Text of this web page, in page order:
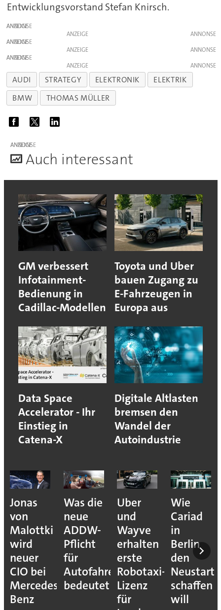
Entwicklungsvorstand Stefan Knirsch.
ANZEIGE
ANZEIGE
ANZEIGE
ANZEIGE
ANZEIGE
ANZEIGE
AUDI STRATEGY ELEKTRONIK
ELEKTRIK
BMW
THOMAS MÜLLER
ANZEIGE
Auch interessant
GM verbessert
Infotainment-
Bedienung in
Cadillac-Modellen
Toyota und Uber
bauen Zugang zu
E-Fahrzeugen in
Europa aus
Data Space
Accelerator - Ihr
Einstieg in
Catena-X
Digitale Altlasten
bremsen den
Wandel der
Autoindustrie
Jonas
von
Malottki
wird
neuer
CIO bei
Mercedes-
Benz
Was die
neue
ADDW-
Pflicht
für
Autofahrer
bedeutet
Uber
und
Wayve
erhalten
erste
Robotaxi-
Lizenz
für
Wie
Cariad
in
Berlin
den
Neustart
schaffen
will